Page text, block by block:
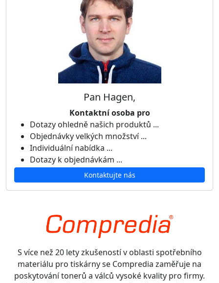
Pan Hagen,
Kontaktní osoba pro
Dotazy ohledně našich produktů ...
Objednávky velkých množství ...
Individuální nabídka ...
Dotazy k objednávkám ...
Kontaktujte nás
S více než 20 lety zkušeností v oblasti spotřebního
materiálu pro tiskárny se Compredia zaměřuje na
poskytování tonerů a válců vysoké kvality pro firmy.